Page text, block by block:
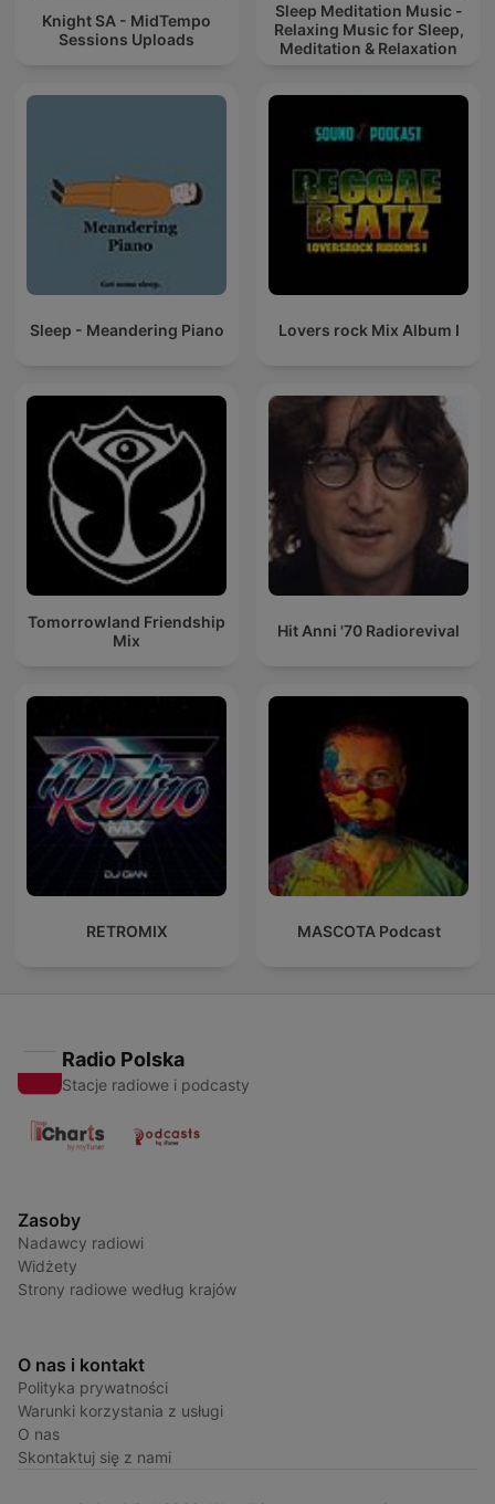
Knight SA - MidTempo
Sessions Uploads
Sleep Meditation Music -
Relaxing Music for Sleep,
Meditation & Relaxation
Sleep - Meandering Piano Lovers rock Mix Album I
Tomorrowland Friendship
Mix
Hit Anni '70 Radiorevival
RETROMIX MASCOTA Podcast
Radio Polska
Stacje radiowe i podcasty
Zasoby
Nadawcy radiowi
Widżety
Strony radiowe według krajów
O nas i kontakt
Polityka prywatności
Warunki korzystania z usługi
O nas
Skontaktuj się z nami